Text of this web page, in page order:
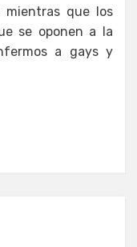
mientras que los
se oponen a la
a gays y